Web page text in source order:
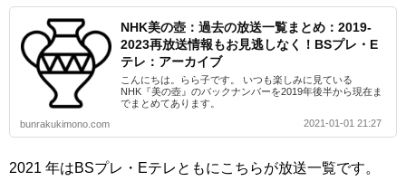
NHK美の壺：過去の放送一覧まとめ：2019-
2023再放送情報もお見逃しなく！BSプレ・E
テレ：アーカイブ
こんにちは。らら子です。 いつも楽しみに見ている
NHK『美の壺』のバックナンバーを2019年後半から現在ま
でまとめてあります。
bunrakukimono.com
2021-01-01 21:27
2021 年はBSプレ・Eテレともにこちらが放送一覧です。